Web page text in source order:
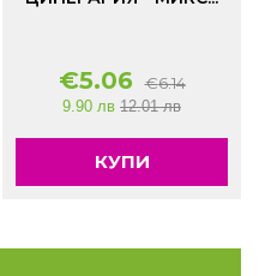
€5.06 €6.14
9.90 лв 12.01 лв
КУПИ